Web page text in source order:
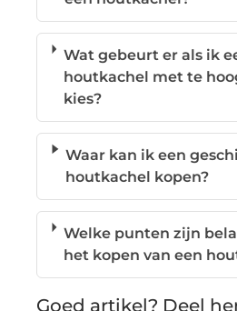
Wat gebeurt er als ik
houtkachel met te
kies?
Waar kan ik een
houtkachel kopen?
Welke punten zijn
het kopen van een
Goed artikel? Deel